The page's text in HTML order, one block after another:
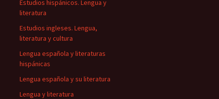
Estudios hispánicos. Lengua y
literatura
Estudios ingleses. Lengua,
literatura y cultura
Lengua española y literaturas
hispánicas
Lengua española y su literatura
Lengua y literatura